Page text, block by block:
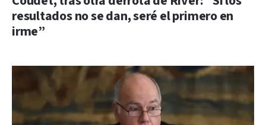
resultados no se dan, seré el primero en
irme”